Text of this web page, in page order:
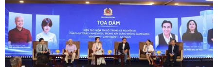
RB Leipzig tuyên chiến Bayern trước